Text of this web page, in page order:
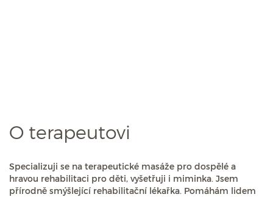
O terapeutovi
Specializuji se na terapeutické masáže pro dospělé a
hravou rehabilitaci pro děti, vyšetřuji i miminka. Jsem
přírodně smýšlející rehabilitační lékařka. Pomáhám lidem